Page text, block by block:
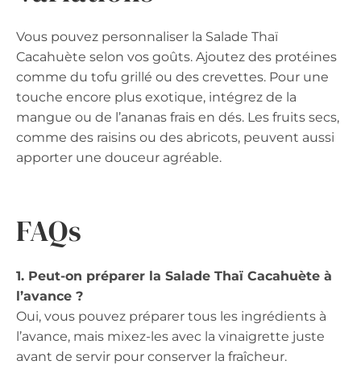
Vous pouvez personnaliser la Salade Thaï
Cacahuète selon vos goûts. Ajoutez des protéines
comme du tofu grillé ou des crevettes. Pour une
touche encore plus exotique, intégrez de la
mangue ou de l’ananas frais en dés. Les fruits secs,
comme des raisins ou des abricots, peuvent aussi
apporter une douceur agréable.
FAQs
1. Peut-on préparer la Salade Thaï Cacahuète à
l’avance ?
Oui, vous pouvez préparer tous les ingrédients à
l’avance, mais mixez-les avec la vinaigrette juste
avant de servir pour conserver la fraîcheur.